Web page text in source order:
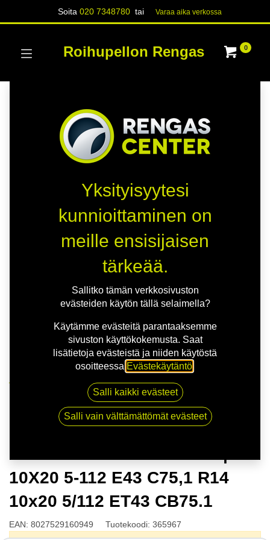
Soita020 7348780 tai Varaa aika verk​​​​ossa
Roihupellon Rengas 0
OZ GRAN TOURISMO HLT | 10X20 5-112 E43 C75,1
R14 10x20 5/112 ET43 CB75.1
10X20 5-112 E43 C75,1 R14
10x20 5/112 ET43 CB75.1
EAN: 8027529160949 Tuotekoodi: 365967
Yksityisyytesi
kunnioittaminen on
meille ensisijaisen
tärkeää.
Sallitko tämän verkkosivuston
evästeiden käytön tällä selaimella?
Käytämme evästeitä parantaaksemme
sivuston käyttökokemusta. Saat
lisätietoja evästeistä ja niiden käytöstä
osoitteessa Evästekäytäntö
Salli kaikki evästeet
Salli vain välttämättömät evästeet